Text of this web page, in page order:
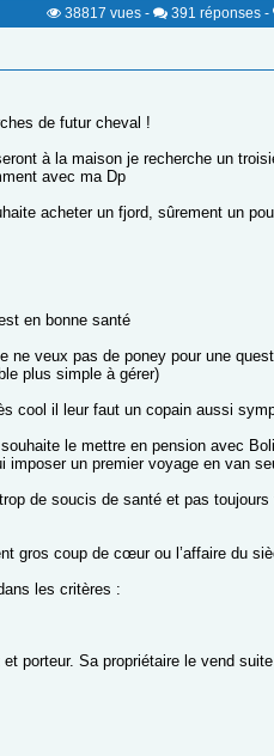
38817 vues - 391 réponses -
de futur cheval !
à la maison je recherche un
avec ma Dp
acheter un fjord, sûrement un
en bonne santé
ne veux pas de poney pour une
plus simple à gérer)
cool il leur faut un copain aussi
le mettre en pension avec
imposer un premier voyage en van
de soucis de santé et pas
gros coup de cœur ou l’affaire du
les critères :
porteur. Sa propriétaire le vend